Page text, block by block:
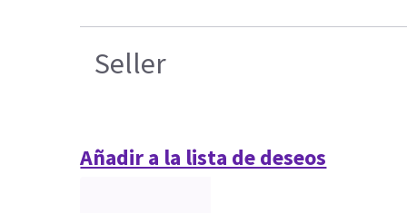
Seller
Añadir a la lista de deseos